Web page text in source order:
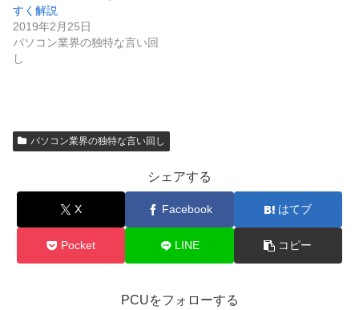
すく解説
2019年2月25日
パソコン業界の独特な言い回
し
パソコン業界の独特な言い回し
シェアする
X Facebook はてブ
Pocket LINE コピー
PCUをフォローする